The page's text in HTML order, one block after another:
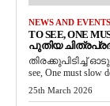
NEWS AND EVENTS
TO SEE, ONE
പുതിയ
തിരക്കുപിടിച്ച്
see, One must
25th March 2026